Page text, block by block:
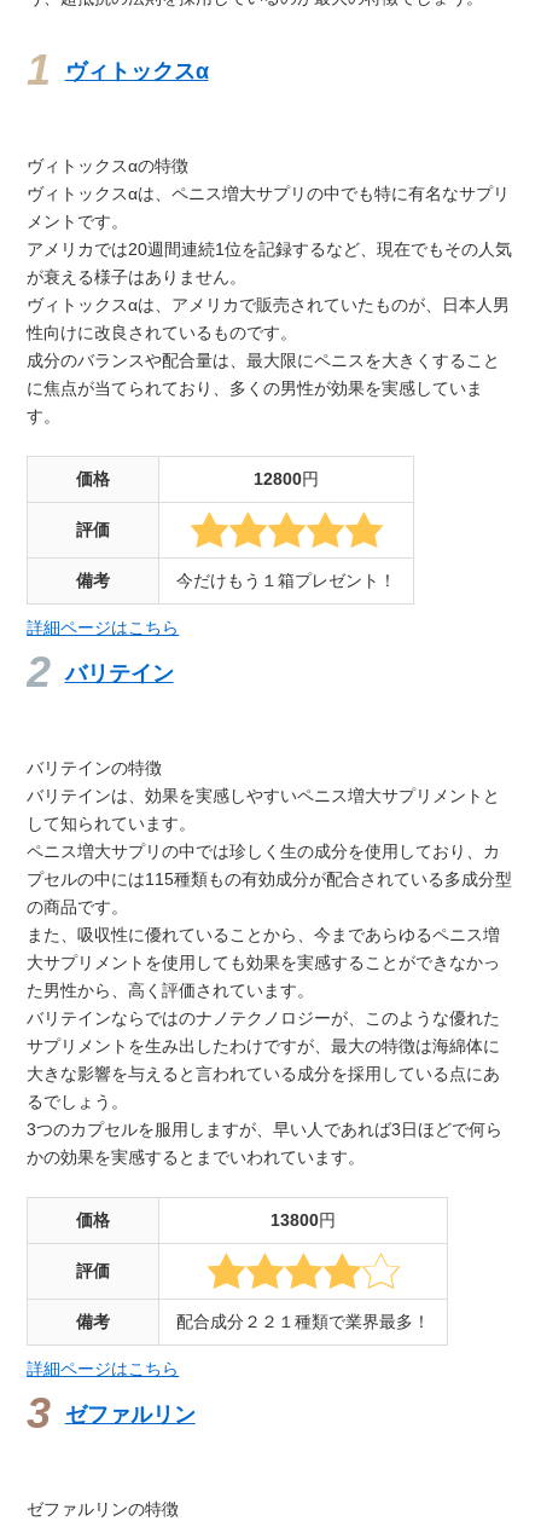
ヴィトックスα
ヴィトックスαの特徴
ヴィトックスαは、ペニス増大サプリの中でも特に有名なサプリ
メントです。
アメリカでは20週間連続1位を記録するなど、現在でもその人気
が衰える様子はありません。
ヴィトックスαは、アメリカで販売されていたものが、日本人男
性向けに改良されているものです。
成分のバランスや配合量は、最大限にペニスを大きくすること
に焦点が当てられており、多くの男性が効果を実感していま
す。
価格 12800円
評価
備考 今だけもう１箱プレゼント！
詳細ページはこちら
バリテイン
バリテインの特徴
バリテインは、効果を実感しやすいペニス増大サプリメントと
して知られています。
ペニス増大サプリの中では珍しく生の成分を使用しており、カ
プセルの中には115種類もの有効成分が配合されている多成分型
の商品です。
また、吸収性に優れていることから、今まであらゆるペニス増
大サプリメントを使用しても効果を実感することができなかっ
た男性から、高く評価されています。
バリテインならではのナノテクノロジーが、このような優れた
サプリメントを生み出したわけですが、最大の特徴は海綿体に
大きな影響を与えると言われている成分を採用している点にあ
るでしょう。
3つのカプセルを服用しますが、早い人であれば3日ほどで何ら
かの効果を実感するとまでいわれています。
価格 13800円
評価
備考 配合成分２２１種類で業界最多！
詳細ページはこちら
ゼファルリン
ゼファルリンの特徴